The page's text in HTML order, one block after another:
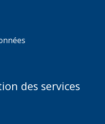
des services